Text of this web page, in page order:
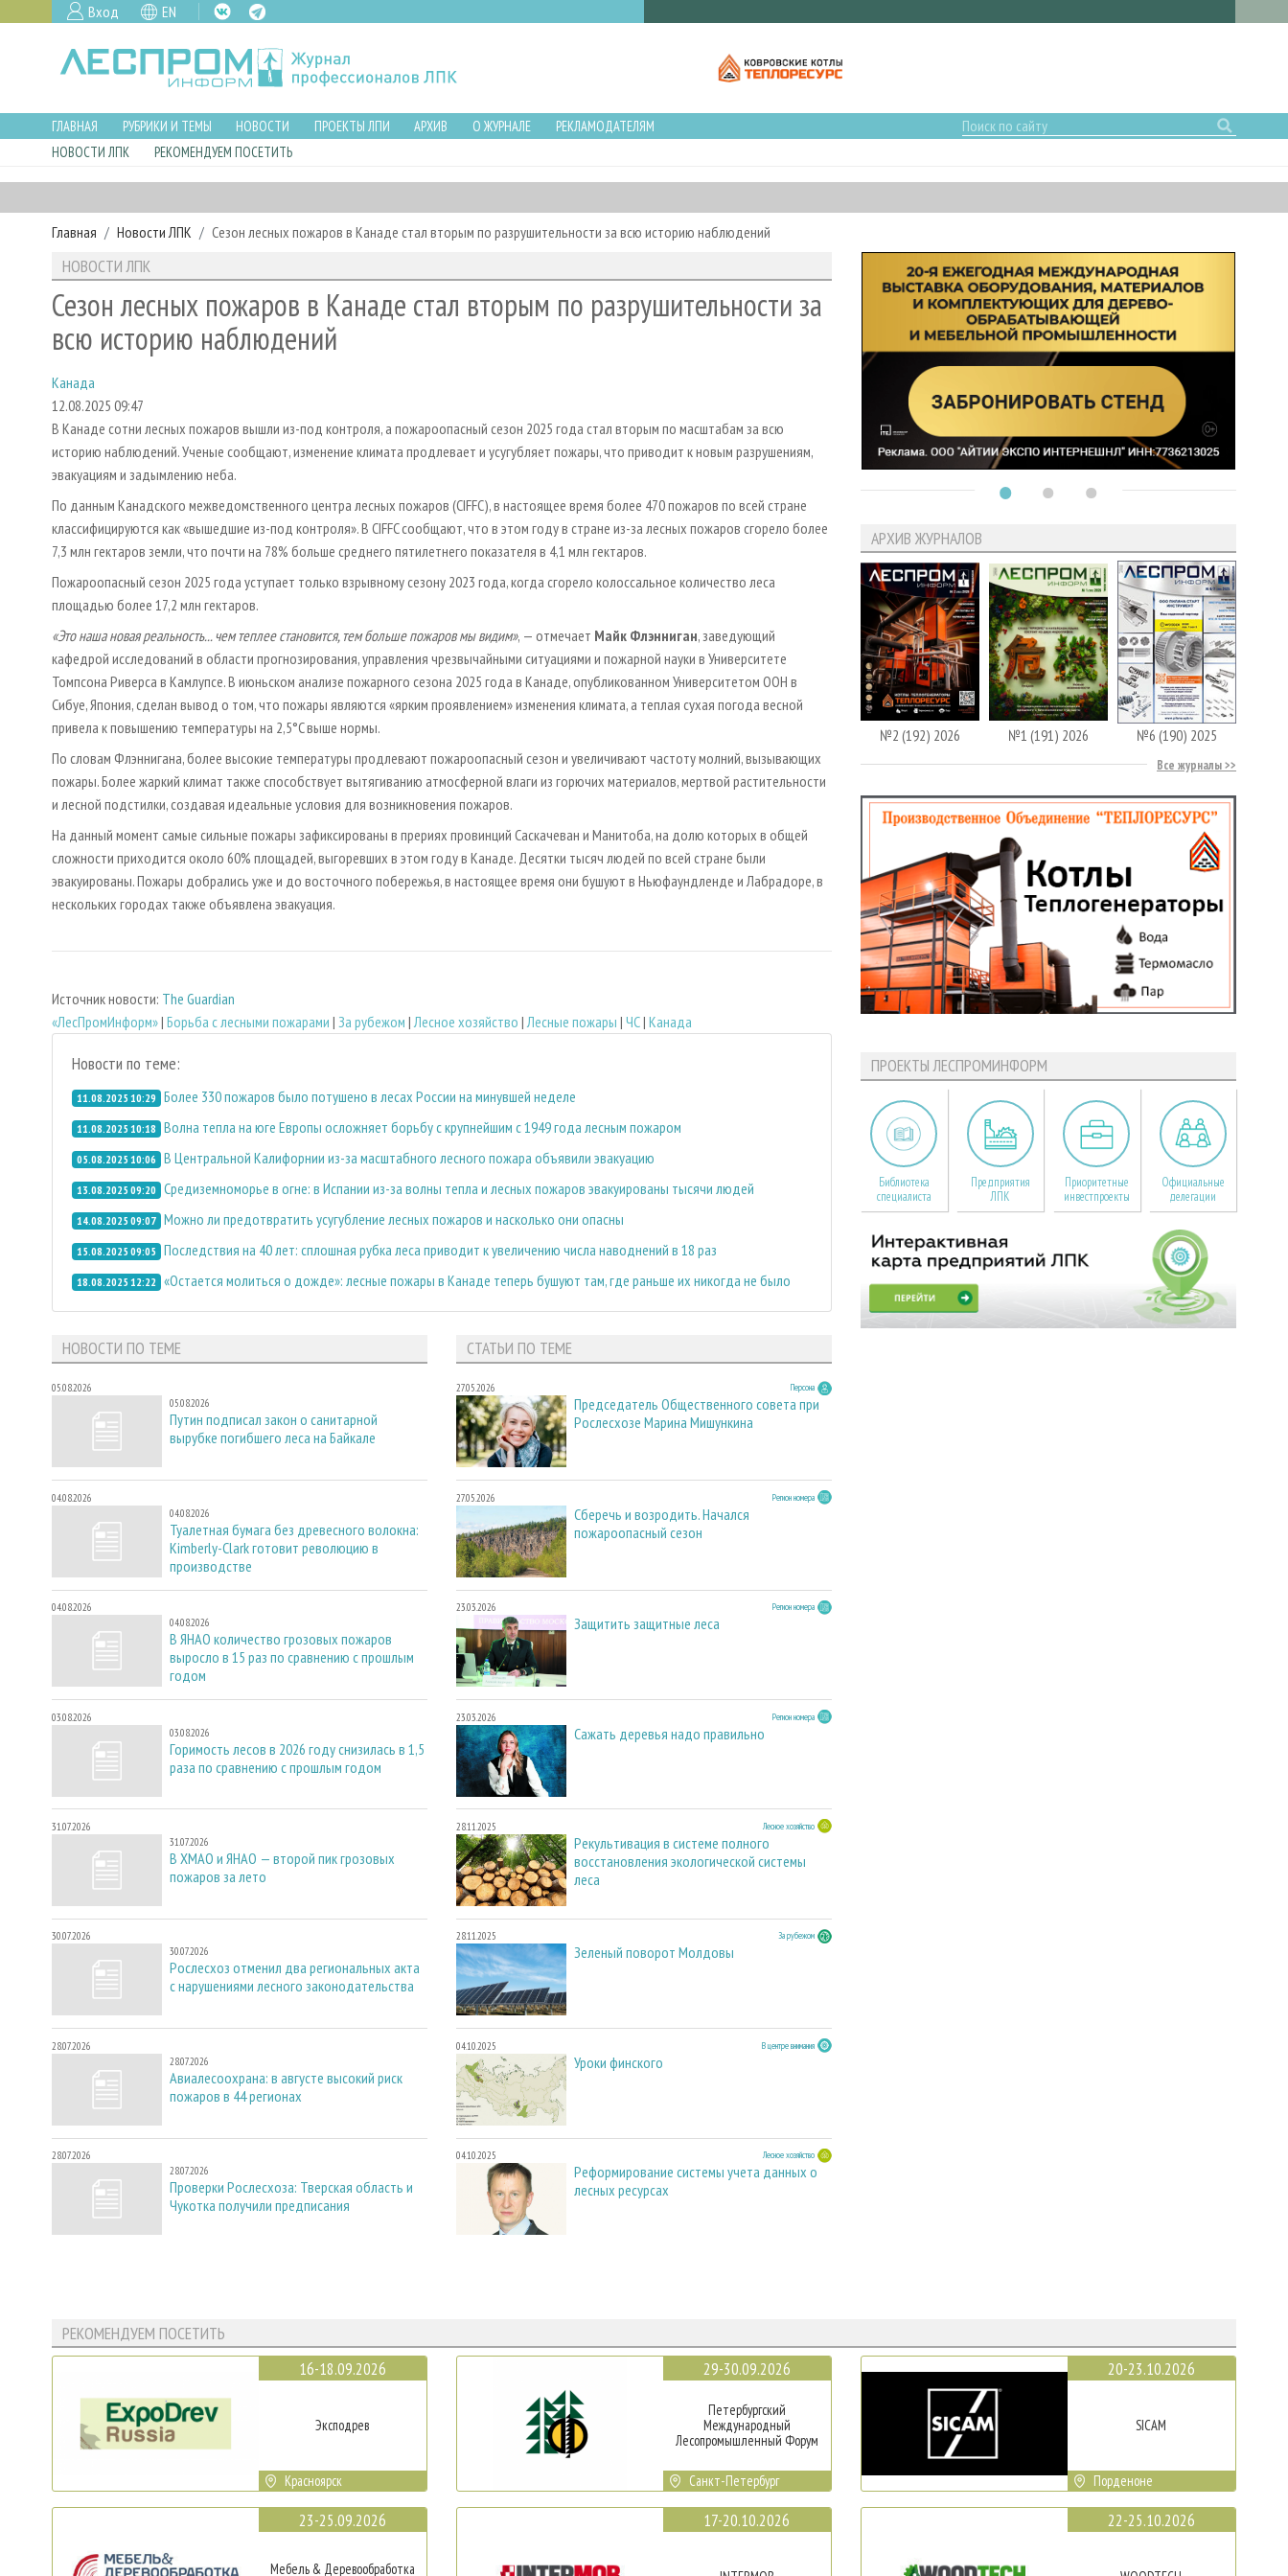
Вход EN
ГЛАВНАЯ РУБРИКИ И ТЕМЫ НОВОСТИ ПРОЕКТЫ ЛПИ АРХИВ О ЖУРНАЛЕ
РЕКЛАМОДАТЕЛЯМ
НОВОСТИ ЛПК
РЕКОМЕНДУЕМ ПОСЕТИТЬ
Главная Новости ЛПК Сезон лесных пожаров в Канаде стал вторым по разрушительности за всю историю наблюдений
НОВОСТИ ЛПК
Сезон лесных пожаров в Канаде стал вторым по разрушительности за
всю историю наблюдений
Канада
12.08.2025 09:47
В Канаде сотни лесных пожаров вышли из-под контроля, а пожароопасный сезон 2025 года стал вторым по масштабам за всю
историю наблюдений. Ученые сообщают, изменение климата продлевает и усугубляет пожары, что приводит к новым разрушениям,
эвакуациям и задымлению неба.
По данным Канадского межведомственного центра лесных пожаров (CIFFC), в настоящее время более 470 пожаров по всей стране
классифицируются как «вышедшие из-под контроля». В CIFFC сообщают, что в этом году в стране из-за лесных пожаров сгорело более
7,3 млн гектаров земли, что почти на 78% больше среднего пятилетнего показателя в 4,1 млн гектаров.
Пожароопасный сезон 2025 года уступает только взрывному сезону 2023 года, когда сгорело колоссальное количество леса
площадью более 17,2 млн гектаров.
«Это наша новая реальность... чем теплее становится, тем больше пожаров мы видим», — отмечает Майк Флэнниган, заведующий
кафедрой исследований в области прогнозирования, управления чрезвычайными ситуациями и пожарной науки в Университете
Томпсона Риверса в Камлупсе. В июньском анализе пожарного сезона 2025 года в Канаде, опубликованном Университетом ООН в
Сибуе, Япония, сделан вывод о том, что пожары являются «ярким проявлением» изменения климата, а теплая сухая погода весной
привела к повышению температуры на 2,5°C выше нормы.
По словам Флэннигана, более высокие температуры продлевают пожароопасный сезон и увеличивают частоту молний, вызывающих
пожары. Более жаркий климат также способствует вытягиванию атмосферной влаги из горючих материалов, мертвой растительности
и лесной подстилки, создавая идеальные условия для возникновения пожаров.
На данный момент самые сильные пожары зафиксированы в прериях провинций Саскачеван и Манитоба, на долю которых в общей
сложности приходится около 60% площадей, выгоревших в этом году в Канаде. Десятки тысяч людей по всей стране были
эвакуированы. Пожары добрались уже и до восточного побережья, в настоящее время они бушуют в Ньюфаундленде и Лабрадоре, в
нескольких городах также объявлена эвакуация.
Источник новости: The Guardian
«ЛесПромИнформ»| Борьба с лесными пожарами | За рубежом | Лесное хозяйство | Лесные пожары | ЧС| Канада
Новости по теме:
11.08.2025 10:29 Более 330 пожаров было потушено в лесах России на минувшей неделе
11.08.2025 10:18 Волна тепла на юге Европы осложняет борьбу с крупнейшим с 1949 года лесным пожаром
05.08.2025 10:06 В Центральной Калифорнии из-за масштабного лесного пожара объявили эвакуацию
13.08.2025 09:20 Средиземноморье в огне: в Испании из-за волны тепла и лесных пожаров эвакуированы тысячи людей
14.08.2025 09:07 Можно ли предотвратить усугубление лесных пожаров и насколько они опасны
15.08.2025 09:05 Последствия на 40 лет: сплошная рубка леса приводит к увеличению числа наводнений в 18 раз
18.08.2025 12:22 «Остается молиться о дожде»: лесные пожары в Канаде теперь бушуют там, где раньше их никогда не было
НОВОСТИ ПО ТЕМЕ
05.08.2026
05.08.2026
Путин подписал закон о санитарной
вырубке погибшего леса на Байкале
04.08.2026
04.08.2026
Туалетная бумага без древесного волокна:
Kimberly-Clark готовит революцию в
производстве
04.08.2026
04.08.2026
В ЯНАО количество грозовых пожаров
выросло в 15 раз по сравнению с прошлым
годом
03.08.2026
03.08.2026
Горимость лесов в 2026 году снизилась в 1,5
раза по сравнению с прошлым годом
31.07.2026
31.07.2026
В ХМАО и ЯНАО — второй пик грозовых
пожаров за лето
30.07.2026
30.07.2026
Рослесхоз отменил два региональных акта
с нарушениями лесного законодательства
28.07.2026
28.07.2026
Авиалесоохрана: в августе высокий риск
пожаров в 44 регионах
28.07.2026
28.07.2026
Проверки Рослесхоза: Тверская область и
Чукотка получили предписания
СТАТЬИ ПО ТЕМЕ
27.05.2026 Персона
Председатель Общественного совета при
Рослесхозе Марина Мишункина
27.05.2026 Регион номера
Сберечь и возродить. Начался
пожароопасный сезон
23.03.2026 Регион номера
Защитить защитные леса
23.03.2026 Регион номера
Сажать деревья надо правильно
28.11.2025 Лесное хозяйство
Рекультивация в системе полного
восстановления экологической системы
леса
28.11.2025 За рубежом
Зеленый поворот Молдовы
04.10.2025 В центре внимания
Уроки финского
04.10.2025 Лесное хозяйство
Реформирование системы учета данных о
лесных ресурсах
АРХИВ ЖУРНАЛОВ
№2 (192) 2026 №1 (191) 2026 №6 (190) 2025
Все журналы
ПРОЕКТЫ ЛЕСПРОМИНФОРМ
Библиотека
специалиста
Предприятия
ЛПК
Приоритетные
инвестпроекты
Официальные
делегации
РЕКОМЕНДУЕМ ПОСЕТИТЬ
16-18.09.2026
Эксподрев
Красноярск
23-25.09.2026
Мебель & Деревообработка
29-30.09.2026
Петербургский
Международный
Лесопромышленный Форум
Санкт-Петербург
17-20.10.2026
20-23.10.2026
SICAM
Порденоне
22-25.10.2026